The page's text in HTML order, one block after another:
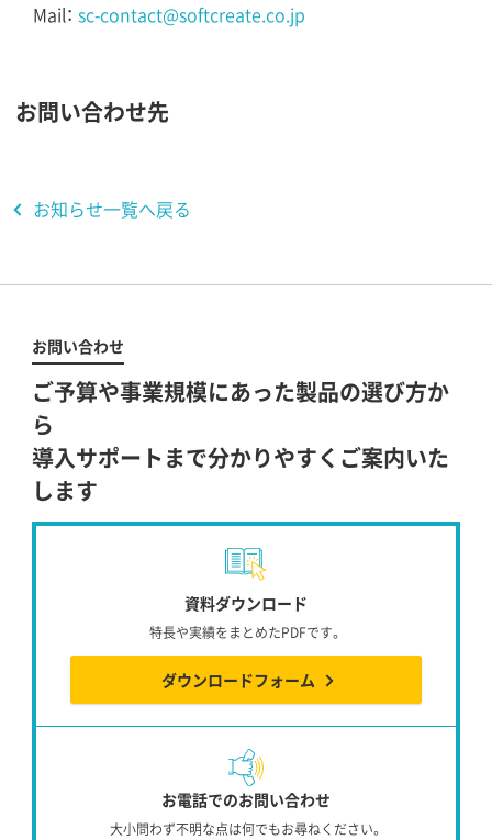
Mail： sc-contact@softcreate.co.jp
お問い合わせ先
お知らせ一覧へ戻る
お問い合わせ
ご予算や事業規模にあった製品の選び方か
ら
導入サポートまで分かりやすくご案内いた
します
資料ダウンロード
特長や実績をまとめたPDFです。
ダウンロードフォーム
お電話でのお問い合わせ
大小問わず不明な点は何でもお尋ねください。